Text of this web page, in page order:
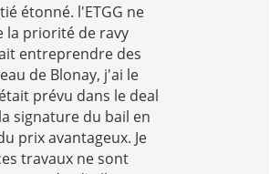
étonné. l'ETGG ne
la priorité de ravy
entreprendre des
de Blonay, j'ai le
prévu dans le deal
signature du bail en
prix avantageux. Je
travaux ne sont